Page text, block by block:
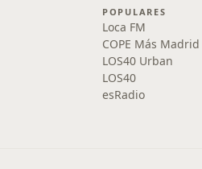
POPULARES
Loca FM
COPE Más Madrid
LOS40 Urban
LOS40
esRadio